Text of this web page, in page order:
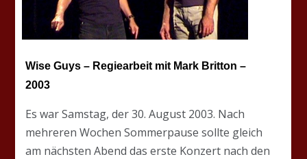
Wise Guys – Regiearbeit mit Mark Britton –
2003
Es war Samstag, der 30. August 2003. Nach
mehreren Wochen Sommerpause sollte gleich
am nächsten Abend das erste Konzert nach den